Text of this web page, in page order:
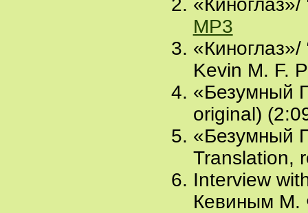
MP3
Kevin M. F.
«Безумный
original)
«Безумный
Translation,
Interview
Кевиным М.